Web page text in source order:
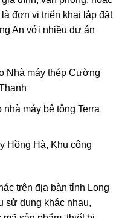
đơn vị triển khai lắp đặt
An với nhiều dự án
Nhà máy thép Cường
máy bê tông Terra
Hồng Hà, Khu công
trên địa bàn tỉnh Long
sử dụng khác nhau,